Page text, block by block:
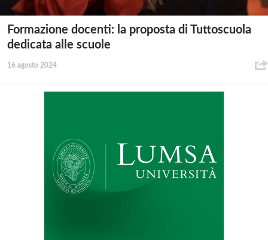
Formazione docenti: la proposta di Tuttoscuola
dedicata alle scuole
16 agosto 2024